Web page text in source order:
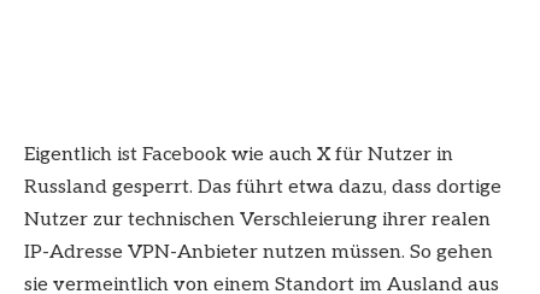
Eigentlich ist Facebook wie auch X für Nutzer in
Russland gesperrt. Das führt etwa dazu, dass dortige
Nutzer zur technischen Verschleierung ihrer realen
IP-Adresse VPN-Anbieter nutzen müssen. So gehen
sie vermeintlich von einem Standort im Ausland aus